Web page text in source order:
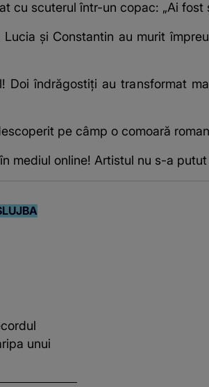
cu scuterul într-un copac: „Ai
și Constantin au murit
Doi îndrăgostiți au transformat
pe câmp o comoară
mediul online! Artistul nu s-a
unui